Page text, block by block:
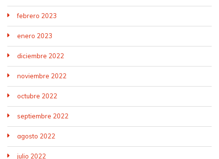
febrero 2023
enero 2023
diciembre 2022
noviembre 2022
octubre 2022
septiembre 2022
agosto 2022
julio 2022